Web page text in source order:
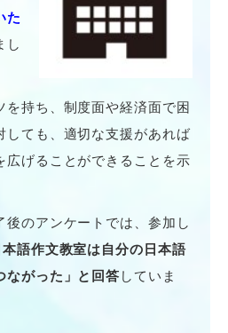
た
し
を持ち、制度面や経済面で困
しても、適切な支援があれば
広げることができることを示
後のアンケートでは、参加し
語作文教室は自分の日本語
ながった」と回答 していま